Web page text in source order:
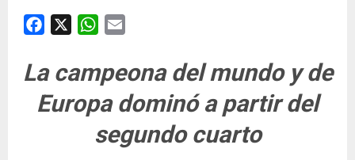
Facebook WhatsApp
La campeona del mundo y de
Europa dominó a partir del
segundo cuarto